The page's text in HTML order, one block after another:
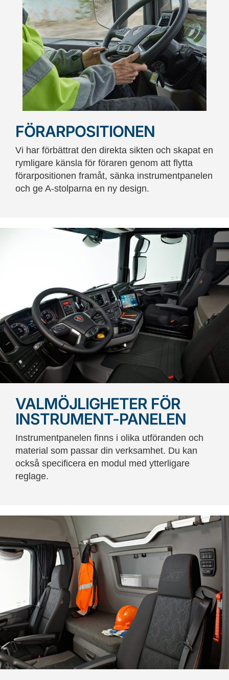
FÖRARPOSITIONEN
Vi har förbättrat den direkta sikten och skapat en
rymligare känsla för föraren genom att flytta
förarpositionen framåt, sänka instrumentpanelen
och ge A-stolparna en ny design.
VALMÖJLIGHETER FÖR
INSTRUMENT-PANELEN
Instrumentpanelen finns i olika utföranden och
material som passar din verksamhet. Du kan
också specificera en modul med ytterligare
reglage.